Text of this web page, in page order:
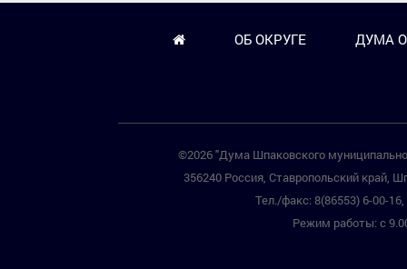
ОБ ОКРУГЕ ДУМА
©2026 "Дума Шпаковского
356240 Россия, Ставропольский край,
Тел./факс: 8(86553) 6-00-
Режим работы: с